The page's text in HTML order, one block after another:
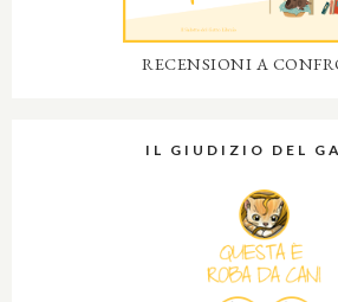
RECENSIONI A
IL GIUDIZIO DEL